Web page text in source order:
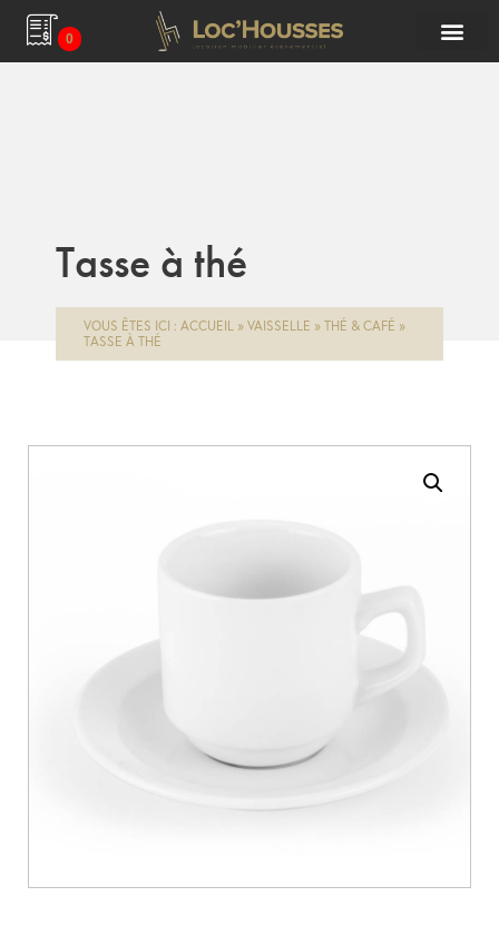
0
Tasse à thé
VOUS ÊTES ICI : ACCUEIL » VAISSELLE » THÉ & CAFÉ »
TASSE À THÉ